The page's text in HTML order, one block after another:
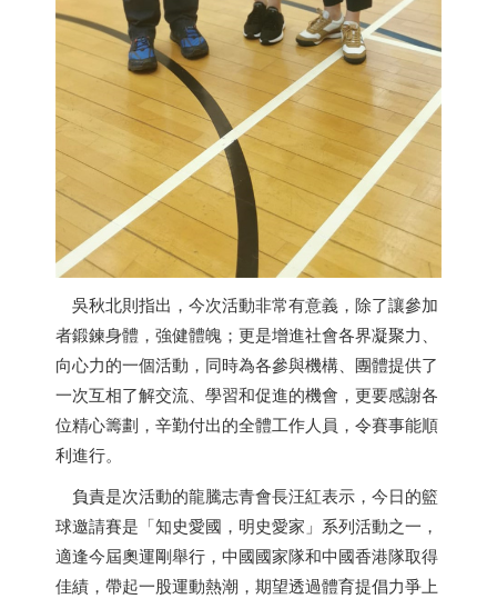
吳秋北則指出，今次活動非常有意義，除了讓參加
者鍛鍊身體，強健體魄；更是增進社會各界凝聚力、
向心力的一個活動，同時為各參與機構、團體提供了
一次互相了解交流、學習和促進的機會，更要感謝各
位精心籌劃，辛勤付出的全體工作人員，令賽事能順
利進行。
負責是次活動的龍騰志青會長汪紅表示，今日的籃
球邀請賽是「知史愛國，明史愛家」系列活動之一，
適逢今屆奧運剛舉行，中國國家隊和中國香港隊取得
佳績，帶起一股運動熱潮，期望透過體育提倡力爭上